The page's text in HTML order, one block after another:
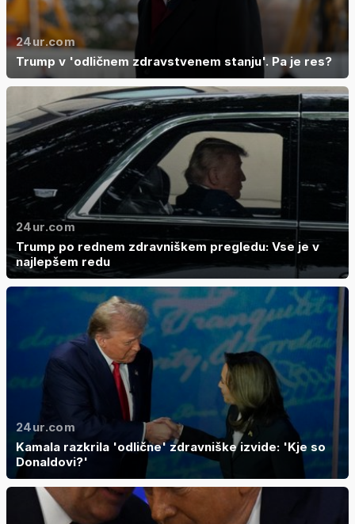
24ur.com
Trump v 'odličnem zdravstvenem stanju'. Pa je res?
24ur.com
Trump po rednem zdravniškem pregledu: Vse je v
najlepšem redu
24ur.com
Kamala razkrila 'odlične' zdravniške izvide: 'Kje so
Donaldovi?'